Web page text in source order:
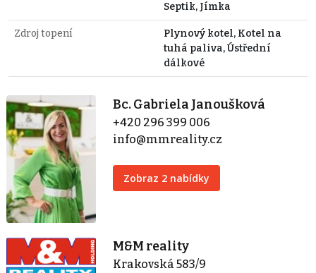
Septik, Jímka
Zdroj topení
Plynový kotel, Kotel na
tuhá paliva, Ústřední
dálkové
Bc. Gabriela Janoušková
+420 296 399 006
info@mmreality.cz
Zobraz 2 nabídky
M&M reality
Krakovská 583/9